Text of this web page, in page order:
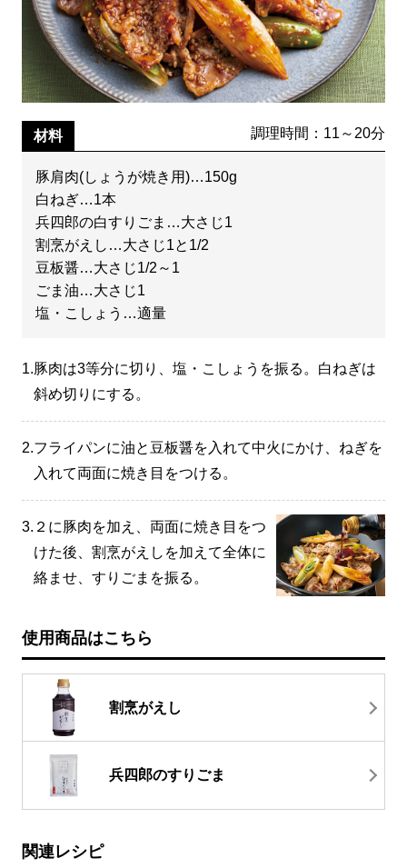
材料 調理時間：11～20分
豚肩肉(しょうが焼き用)…150g
白ねぎ…1本
兵四郎の白すりごま…大さじ1
割烹がえし…大さじ1と1/2
豆板醤…大さじ1/2～1
ごま油…大さじ1
塩・こしょう…適量
1.豚肉は3等分に切り、塩・こしょうを振る。白ねぎは
斜め切りにする。
2.フライパンに油と豆板醤を入れて中火にかけ、ねぎを
入れて両面に焼き目をつける。
3. ２に豚肉を加え、両面に焼き目をつ
けた後、割烹がえしを加えて全体に
絡ませ、すりごまを振る。
使用商品はこちら
割烹がえし
兵四郎のすりごま
関連レシピ